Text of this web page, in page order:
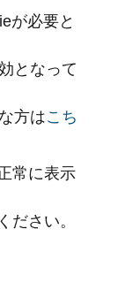
が必要と
となって
方はこち
常に表示
ださい。